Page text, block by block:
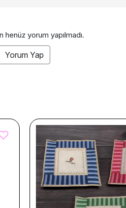
henüz yorum yapılmadı.
Yorum Yap